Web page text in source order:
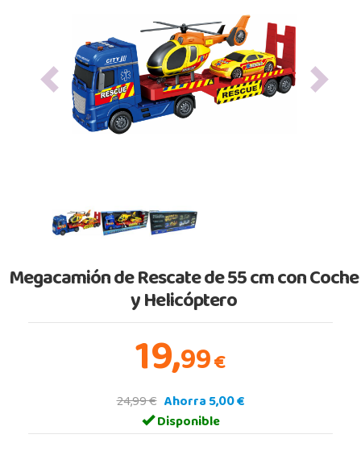
Previous Next
Megacamión de Rescate de 55 cm con Coche
y Helicóptero
19,99€
24,99 € Ahorra 5,00 €
Disponible